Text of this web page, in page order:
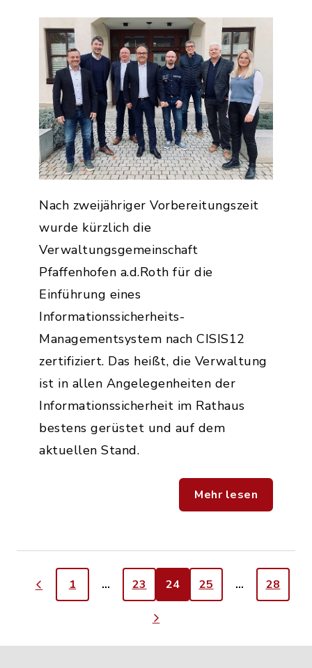
Nach zweijähriger Vorbereitungszeit
wurde kürzlich die
Verwaltungsgemeinschaft
Pfaffenhofen a.d.Roth für die
Einführung eines
Informationssicherheits-
Managementsystem nach CISIS12
zertifiziert. Das heißt, die Verwaltung
ist in allen Angelegenheiten der
Informationssicherheit im Rathaus
bestens gerüstet und auf dem
aktuellen Stand.
Mehr lesen
1 … 23 24 25 … 28